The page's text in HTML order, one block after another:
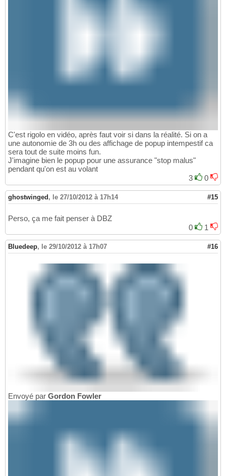
C'est rigolo en vidéo, après faut voir si dans la réalité. Si on a
une autonomie de 3h ou des affichage de popup intempestif ca
sera tout de suite moins fun.
J'imagine bien le popup pour une assurance "stop malus"
pendant qu'on est au volant
3
0
ghostwinged , le 27/10/2012 à 17h14 #15
Perso, ça me fait penser à DBZ
0
1
Bluedeep, le 29/10/2012 à 17h07 #16
Envoyé par Gordon Fowler